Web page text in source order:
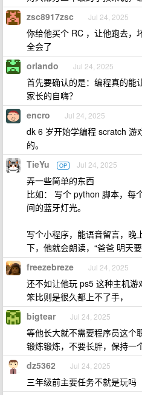
zsc8917zsc Jul 24, 2025
你给他买个 RC ，让他跑去，
全会了
orlando Jul 24, 2025
首先要确认的是：编程真的能
家长的自嗨？
encro Jul 24, 2025
dk 6 岁开始学编程 scratch 游
的。
TieYu OP Jul 24, 2025
弄一些简单的东西
比如： 写个 python 脚本，每
间的蓝牙灯光。
写个小程序，能语音留言，晚
下，他就会朗读，“爸爸 明天要
freezebreze Jul 24, 2025
还不如让他玩 ps5 这种主机
笨比则是很久都上不了手，
bigtear Jul 24, 2025
等他长大就不需要程序员这个
锻炼锻炼，不要长胖，保持一
dz5362 Jul 24, 2025
三年级前主要任务不就是玩吗